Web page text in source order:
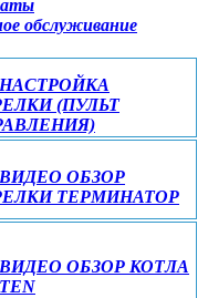
обслуживание
НАСТРОЙКА
(ПУЛЬТ
ВИДЕО ОБЗОР
ТЕРМИНАТОР
ВИДЕО ОБЗОР КОТЛА